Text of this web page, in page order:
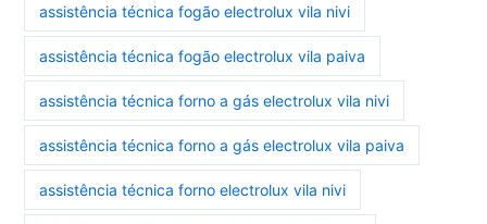
assistência técnica fogão electrolux vila nivi
assistência técnica fogão electrolux vila paiva
assistência técnica forno a gás electrolux vila nivi
assistência técnica forno a gás electrolux vila paiva
assistência técnica forno electrolux vila nivi